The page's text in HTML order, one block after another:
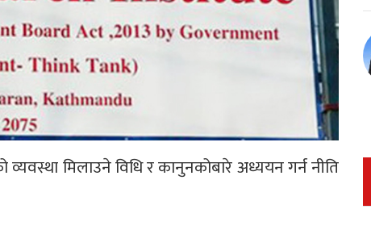
मिलाउने विधि र कानुनकोबारे अध्ययन गर्न नीति